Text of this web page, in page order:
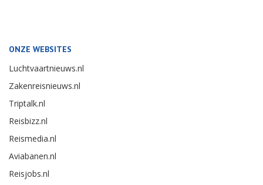
ONZE WEBSITES
Luchtvaartnieuws.nl
Zakenreisnieuws.nl
Triptalk.nl
Reisbizz.nl
Reismedia.nl
Aviabanen.nl
Reisjobs.nl